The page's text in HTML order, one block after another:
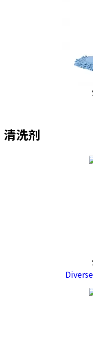
清洗剂